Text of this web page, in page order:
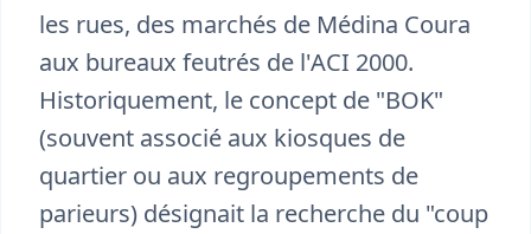
les rues, des marchés de Médina Coura
aux bureaux feutrés de l'ACI 2000.
Historiquement, le concept de "BOK"
(souvent associé aux kiosques de
quartier ou aux regroupements de
parieurs) désignait la recherche du "coup